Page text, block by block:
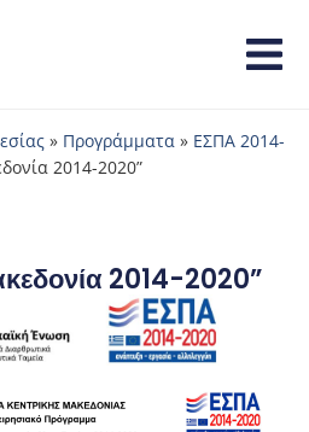
» Προγράμματα » ΕΣΠΑ 2014-
2014-2020”
2014-2020”